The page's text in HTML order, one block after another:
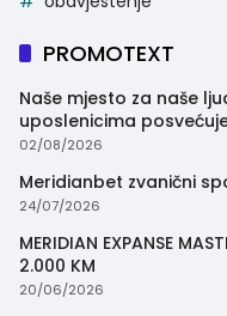
PROMOTEXT
Naše mjesto za naše
uposlenicima
trenutak
02/08/2026
Meridianbet zvanični
24/07/2026
MERIDIAN EXPANSE
2.000 KM
20/06/2026